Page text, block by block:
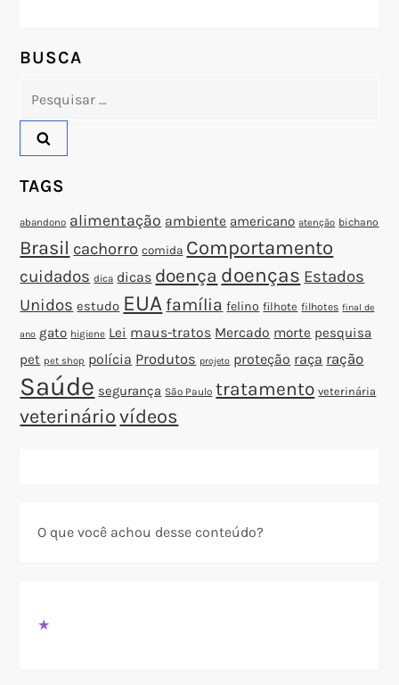
o
s
t
BUSCA
Pesquisar
TAGS
abandono alimentação ambiente americano atenção bichano
Brasil cachorro comida Comportamento
cuidados dica dicas doença doenças Estados
Unidos estudo EUA família felino filhote filhotes final de
ano gato higiene Lei maus-tratos Mercado morte pesquisa
pet pet shop polícia Produtos projeto proteção raça ração
Saúde segurança São Paulo tratamento veterinária
veterinário vídeos
O que você achou desse conteúdo?
★